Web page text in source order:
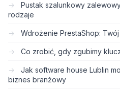
Pustak szalunkowy
rodzaje
Wdrożenie PrestaShop:
Co zrobić, gdy zgubimy
Jak software house Lublin
biznes branżowy